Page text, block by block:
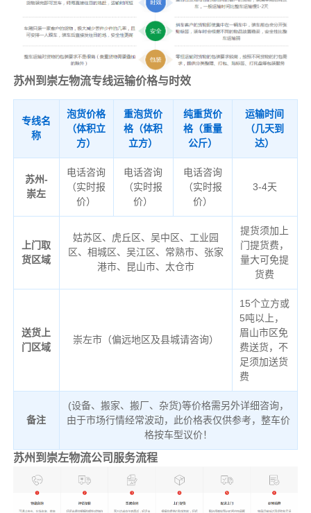
苏州到崇左物流专线运输价格与时效
专线名
称
泡货价格
（体积立
方）
重泡货价
格（体积
立方）
纯重货价
格（重量
公斤）
运输时间
（几天到
达）
苏州-
崇左
电话咨询
（实时报
价）
电话咨询
（实时报
价）
电话咨询
（实时报
价）
3-4天
上门取
货区域
姑苏区、虎丘区、吴中区、工业园
区、相城区、吴江区、常熟市、张家
港市、昆山市、太仓市
提货须加上
门提货费，
量大可免提
货费
送货上
门区域
崇左市（偏远地区及县城请咨询）
15个立方或
5吨以上，
眉山市区免
费送货，不
足须加送货
费
备注
(设备、搬家、搬厂、杂货)等价格需另外详细咨询，
由于市场行情经常波动，此价格表仅供参考，整车价
格按车型议价！
苏州到崇左物流公司服务流程